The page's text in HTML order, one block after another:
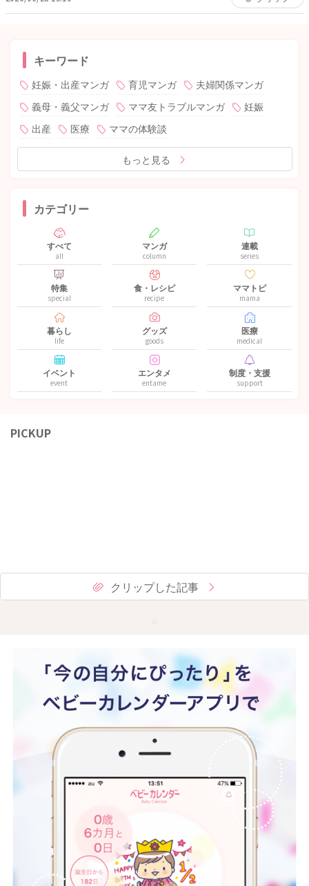
キーワード
妊娠・出産マンガ 育児マンガ
夫婦関係マンガ
義母・義父マンガ
ママ友トラブルマンガ
妊娠
出産
医療 ママの体験談
もっと見る
カテゴリー
すべて
all
マンガ
column
連載
series
特集
special
食・レシピ
recipe
ママトピ
mama
暮らし
life
グッズ
goods
医療
medical
イベント
event
エンタメ
entame
制度・支援
support
PICKUP
クリップした記事